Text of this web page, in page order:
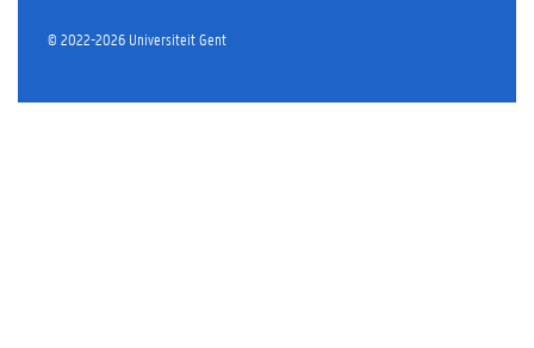
© 2022-2026 Universiteit Gent